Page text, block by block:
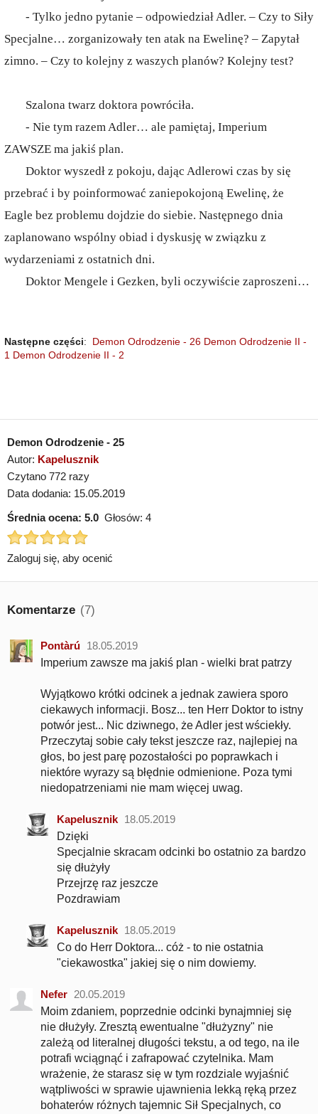
- Tylko jedno pytanie – odpowiedział Adler. – Czy to Siły
Specjalne… zorganizowały ten atak na Ewelinę? – Zapytał
zimno. – Czy to kolejny z waszych planów? Kolejny test?
Szalona twarz doktora powróciła.
- Nie tym razem Adler… ale pamiętaj, Imperium
ZAWSZE ma jakiś plan.
Doktor wyszedł z pokoju, dając Adlerowi czas by się
przebrać i by poinformować zaniepokojoną Ewelinę, że
Eagle bez problemu dojdzie do siebie. Następnego dnia
zaplanowano wspólny obiad i dyskusję w związku z
wydarzeniami z ostatnich dni.
Doktor Mengele i Gezken, byli oczywiście zaproszeni…
Następne części: Demon Odrodzenie - 26 Demon Odrodzenie II -
1 Demon Odrodzenie II - 2
Demon Odrodzenie - 25
Autor: Kapelusznik
Czytano 772 razy
Data dodania: 15.05.2019
Średnia ocena: 5.0 Głosów: 4
Zaloguj się, aby ocenić
Komentarze (7)
Pontàrú 18.05.2019
Imperium zawsze ma jakiś plan - wielki brat patrzy
Wyjątkowo krótki odcinek a jednak zawiera sporo
ciekawych informacji. Bosz... ten Herr Doktor to istny
potwór jest... Nic dziwnego, że Adler jest wściekły.
Przeczytaj sobie cały tekst jeszcze raz, najlepiej na
głos, bo jest parę pozostałości po poprawkach i
niektóre wyrazy są błędnie odmienione. Poza tymi
niedopatrzeniami nie mam więcej uwag.
Kapelusznik 18.05.2019
Dzięki
Specjalnie skracam odcinki bo ostatnio za bardzo
się dłużyły
Przejrzę raz jeszcze
Pozdrawiam
Kapelusznik 18.05.2019
Co do Herr Doktora... cóż - to nie ostatnia
"ciekawostka" jakiej się o nim dowiemy.
Nefer 20.05.2019
Moim zdaniem, poprzednie odcinki bynajmniej się
nie dłużyły. Zresztą ewentualne "dłużyzny" nie
zależą od literalnej długości tekstu, a od tego, na ile
potrafi wciągnąć i zafrapować czytelnika. Mam
wrażenie, że starasz się w tym rozdziale wyjaśnić
wątpliwości w sprawie ujawnienia lekką ręką przez
bohaterów różnych tajemnic Sił Specjalnych, co